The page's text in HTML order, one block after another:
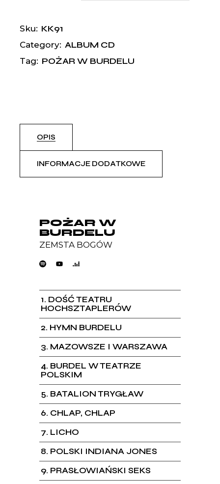
Sku: KK91
Category: ALBUM CD
Tag: POŻAR W BURDELU
OPIS
INFORMACJE DODATKOWE
POŻAR W
BURDELU
ZEMSTA BOGÓW
1 DOŚĆ TEATRU
HOCHSZTAPLERÓW
2 HYMN BURDELU
3 MAZOWSZE I WARSZAWA
4 BURDEL W TEATRZE
POLSKIM
5 BATALION TRYGŁAW
6 CHLAP, CHLAP
7 LICHO
8 POLSKI INDIANA JONES
9 PRASŁOWIAŃSKI SEKS